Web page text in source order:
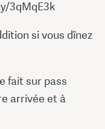
3qMqE3k
si vous dînez
fait sur pass
arrivée et à